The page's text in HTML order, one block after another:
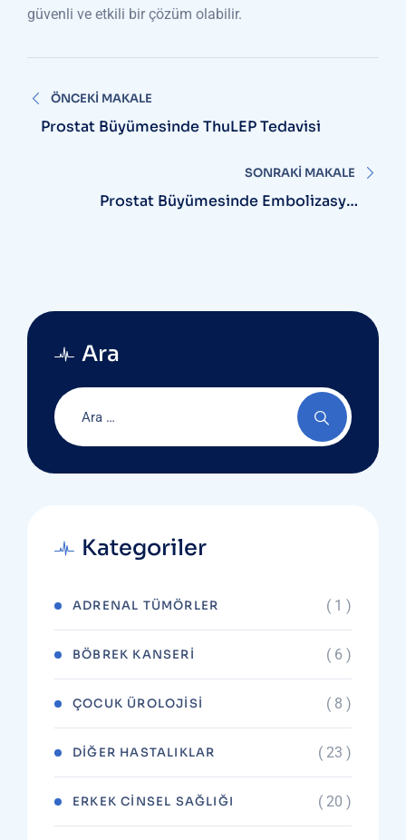
güvenli ve etkili bir çözüm olabilir.
Yazı
gezinmesi
ÖNCEKI MAKALE
Prostat Büyümesinde ThuLEP Tedavisi
SONRAKI MAKALE
Prostat Büyümesinde Embolizasyon
Ara
Kategoriler
ADRENAL TÜMÖRLER ( 1 )
BÖBREK KANSERI ( 6 )
ÇOCUK ÜROLOJISI ( 8 )
DIĞER HASTALIKLAR ( 23 )
ERKEK CINSEL SAĞLIĞI ( 20 )